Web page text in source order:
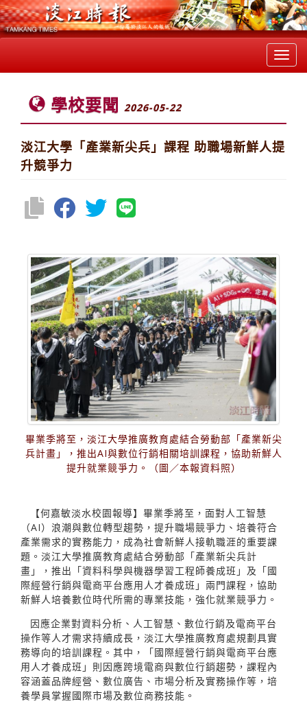
學校要聞 2026-05-22
淡江大學「產業新尖兵」課程 助職場新鮮人提
升競爭力
畢業季將至，淡江大學推廣教育處結合勞動部「產業新尖
兵計畫」，推出AI與數位行銷相關培訓課程，協助新鮮人
提升就業競爭力。（圖／本報資料照）
【何嘉敏淡水校園報導】畢業季將至，面對人工智慧
（AI）浪潮與數位轉型趨勢，提升職場競爭力、培養符合
產業需求的實務能力，成為社會新鮮人接軌職涯的重要課
題。淡江大學推廣教育處結合勞動部「產業新尖兵計
畫」，推出「資料科學與機器學習工程師養成班」及「國
際經營行銷與電商平台應用人才養成班」兩門課程，協助
新鮮人培養數位時代所需的專業技能，強化就業競爭力。
因應企業對資料分析、人工智慧、數位行銷及電商平台
操作等人才需求持續成長，淡江大學推廣教育處規劃具實
務導向的培訓課程。其中，「國際經營行銷與電商平台應
用人才養成班」則因應跨境電商與數位行銷趨勢，課程內
容涵蓋品牌經營、數位廣告、市場分析及實務操作等，培
養學員掌握國際市場及數位商務技能。